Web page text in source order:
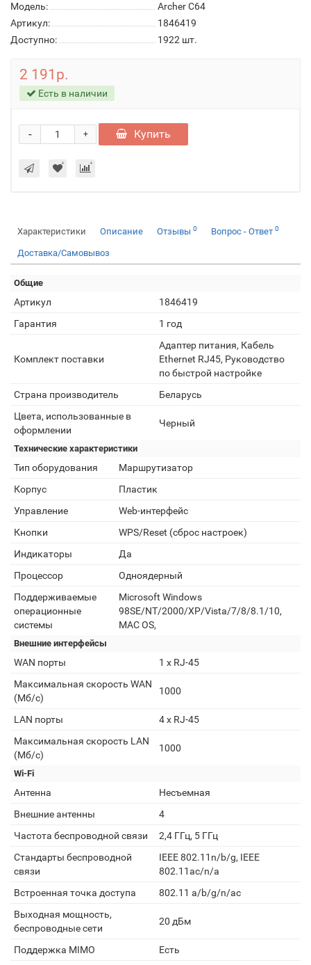
Модель:
Archer C64
Артикул:
1846419
Доступно:
1922 шт.
2 191р.
Есть в наличии
+
- Купить
Характеристики Описание Отзывы 0 Вопрос - Ответ 0
Доставка/Самовывоз
Общие
Артикул
1846419
Гарантия
1 год
Комплект поставки
Адаптер питания, Кабель
Ethernet RJ45, Руководство
по быстрой настройке
Страна производитель
Беларусь
Цвета, использованные в
оформлении
Черный
Технические характеристики
Тип оборудования
Маршрутизатор
Корпус
Пластик
Управление
Web-интерфейс
Кнопки
WPS/Reset (сброс настроек)
Индикаторы
Да
Процессор
Одноядерный
Поддерживаемые
операционные
системы
Microsoft Windows
98SE/NT/2000/XP/Vista/7/8/8.1/10,
MAC OS,
Внешние интерфейсы
WAN порты
1 х RJ-45
Максимальная скорость WAN
(Мб/с)
1000
LAN порты
4 x RJ-45
Максимальная скорость LAN
(Мб/с)
1000
Wi-Fi
Антенна
Несъемная
Внешние антенны
4
Частота беспроводной связи
2,4 ГГц, 5 ГГц
Стандарты беспроводной
связи
IEEE 802.11n/b/g, IEEE
802.11ac/n/a
Встроенная точка доступа
802.11 a/b/g/n/ас
Выходная мощность,
беспроводные сети
20 дБм
Поддержка MIMO
Есть